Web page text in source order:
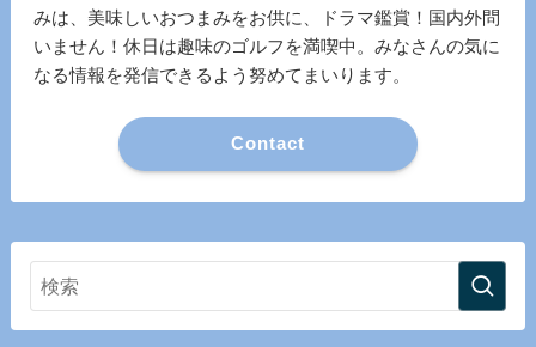
みは、美味しいおつまみをお供に、ドラマ鑑賞！国内外問
いません！休日は趣味のゴルフを満喫中。みなさんの気に
なる情報を発信できるよう努めてまいります。
Contact